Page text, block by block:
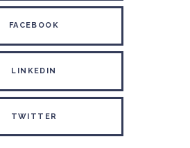
FACEBOOK
LINKEDIN
TWITTER